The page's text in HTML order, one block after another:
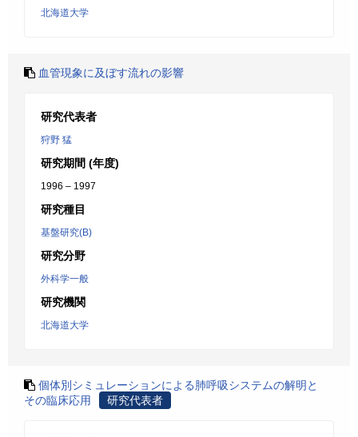
北海道大学
血管現象に及ぼす流れの影響
研究代表者
狩野 猛
研究期間 (年度)
1996 – 1997
研究種目
基盤研究(B)
研究分野
外科学一般
研究機関
北海道大学
個体別シミュレーションによる肺呼吸システムの解明と
その臨床応用
研究代表者